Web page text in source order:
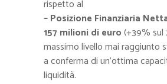
rispetto al
– Posizione Finanziaria
157 milioni di euro(+39% sul
massimo livello mai raggiunto
a conferma di un’ottima
liquidità.